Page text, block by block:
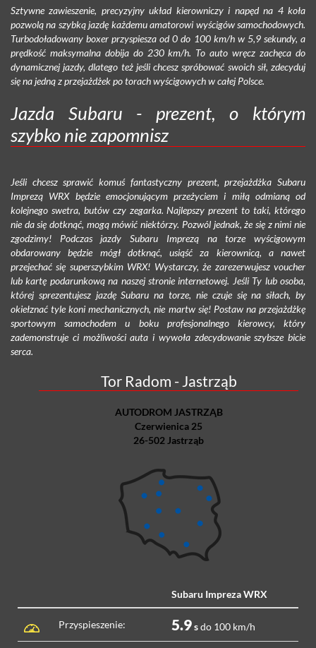
Sztywne zawieszenie, precyzyjny układ kierowniczy i napęd na 4 koła
pozwolą na szybką jazdę każdemu amatorowi wyścigów samochodowych.
Turbodoładowany boxer przyspiesza od 0 do 100 km/h w 5,9 sekundy, a
prędkość maksymalna dobija do 230 km/h. To auto wręcz zachęca do
dynamicznej jazdy, dlatego też jeśli chcesz spróbować swoich sił, zdecyduj
się na jedną z przejażdżek po torach wyścigowych w całej Polsce.
Jazda Subaru - prezent, o którym
szybko nie zapomnisz
Jeśli chcesz sprawić komuś fantastyczny prezent, przejażdżka Subaru
Imprezą WRX będzie emocjonującym przeżyciem i miłą odmianą od
kolejnego swetra, butów czy zegarka. Najlepszy prezent to taki, którego
nie da się dotknąć, mogą mówić niektórzy. Pozwól jednak, że się z nimi nie
zgodzimy! Podczas jazdy Subaru Imprezą na torze wyścigowym
obdarowany będzie mógł dotknąć, usiąść za kierownicą, a nawet
przejechać się superszybkim WRX! Wystarczy, że zarezerwujesz voucher
lub kartę podarunkową na naszej stronie internetowej. Jeśli Ty lub osoba,
której sprezentujesz jazdę Subaru na torze, nie czuje się na siłach, by
okiełznać tyle koni mechanicznych, nie martw się! Postaw na przejażdżkę
sportowym samochodem u boku profesjonalnego kierowcy, który
zademonstruje ci możliwości auta i wywoła zdecydowanie szybsze bicie
serca.
Tor Radom - Jastrząb
AUTODROM JASTRZĄB
Czerwienica 25
26-502 Jastrząb
Subaru Impreza WRX
Przyspieszenie: 5.9sdo 100 km/h